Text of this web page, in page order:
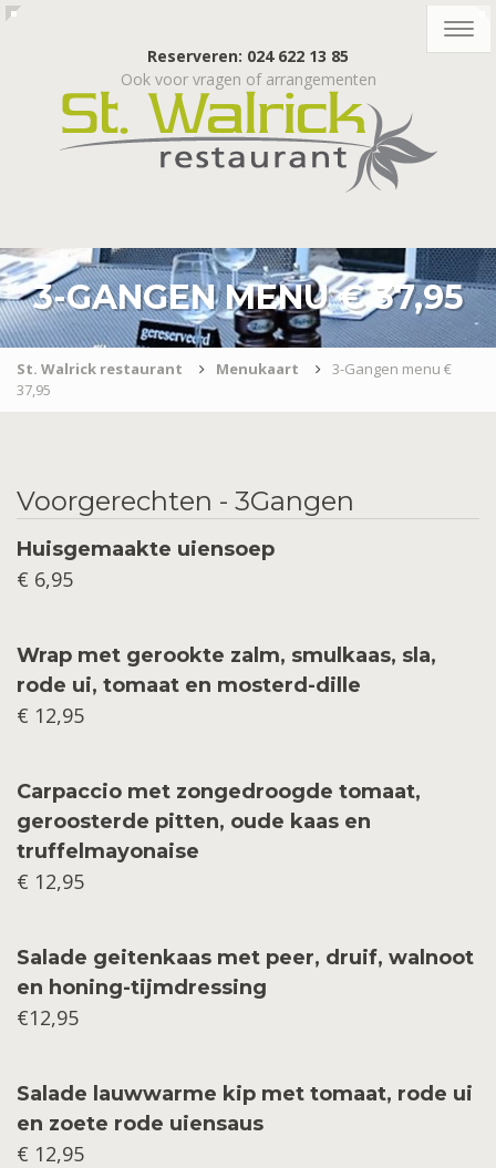
Reserveren: 024 622 13 85
Ook voor vragen of arrangementen
3-GANGEN MENU € 37,95
St. Walrick restaurant Menukaart
3-Gangen menu €
37,95
Voorgerechten - 3Gangen
Huisgemaakte uiensoep
€ 6,95
Wrap met gerookte zalm, smulkaas, sla,
rode ui, tomaat en mosterd-dille
€ 12,95
Carpaccio met zongedroogde tomaat,
geroosterde pitten, oude kaas en
truffelmayonaise
€ 12,95
Salade geitenkaas met peer, druif, walnoot
en honing-tijmdressing
€12,95
Salade lauwwarme kip met tomaat, rode ui
en zoete rode uiensaus
€ 12,95